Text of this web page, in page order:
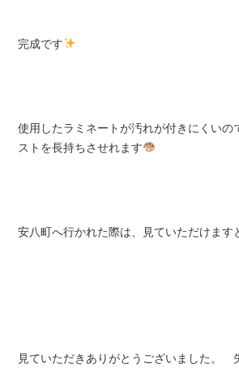
完成です
使用したラミネートが汚れが付きにくいの
ストを長持ちさせれます
安八町へ行かれた際は、見ていただけます
見ていただきありがとうございました。